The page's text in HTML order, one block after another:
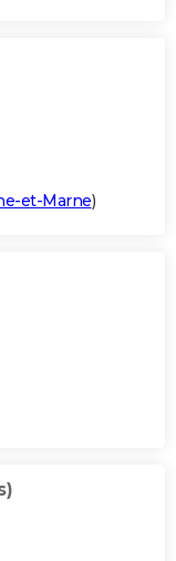
et-Marne)